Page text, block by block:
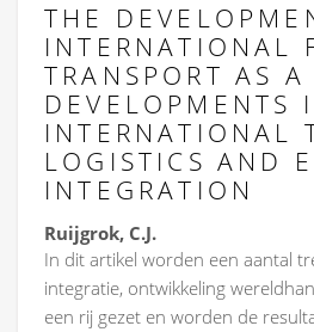
THE
INTERNATIONAL
TRANSPORT AS
DEVELOPMENTS
INTERNATIONAL
LOGISTICS AND
INTEGRATION
Ruijgrok, C.J.
In dit artikel worden een aantal
integratie, ontwikkeling
een rij gezet en worden de